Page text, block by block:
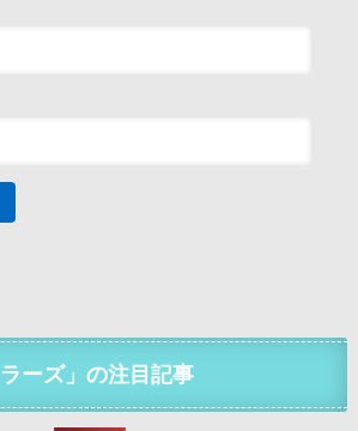
ーズ」の注目記事